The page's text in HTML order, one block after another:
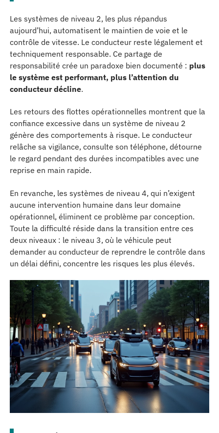
Les systèmes de niveau 2, les plus répandus
aujourd’hui, automatisent le maintien de voie et le
contrôle de vitesse. Le conducteur reste légalement et
techniquement responsable. Ce partage de
responsabilité crée un paradoxe bien documenté : plus
le système est performant, plus l’attention du
conducteur décline.
Les retours des flottes opérationnelles montrent que la
confiance excessive dans un système de niveau 2
génère des comportements à risque. Le conducteur
relâche sa vigilance, consulte son téléphone, détourne
le regard pendant des durées incompatibles avec une
reprise en main rapide.
En revanche, les systèmes de niveau 4, qui n’exigent
aucune intervention humaine dans leur domaine
opérationnel, éliminent ce problème par conception.
Toute la difficulté réside dans la transition entre ces
deux niveaux : le niveau 3, où le véhicule peut
demander au conducteur de reprendre le contrôle dans
un délai défini, concentre les risques les plus élevés.